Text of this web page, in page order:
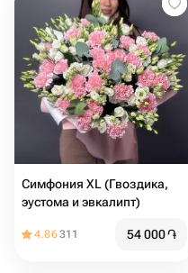
Симфония XL (Гвоздика,
эустома и эвкалипт)
4.86311 54 000֏